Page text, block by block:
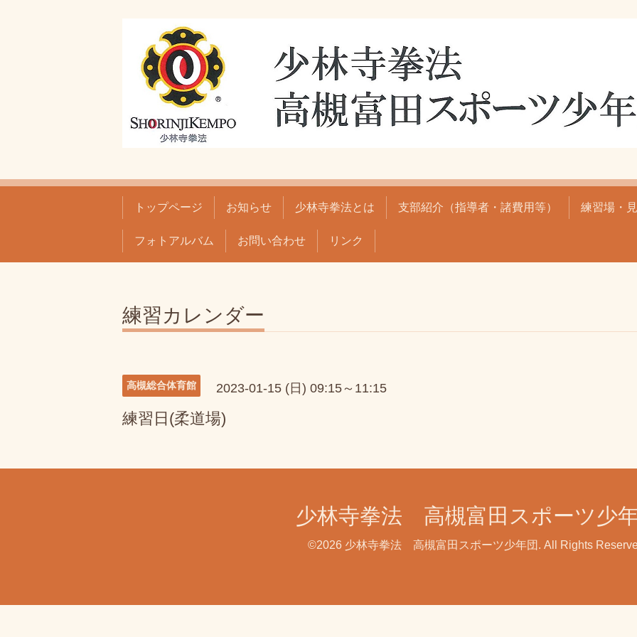
トップページ お知らせ 少林寺拳法とは 支部紹介（指導者・諸費用等） 練習場・
フォトアルバム お問い合わせ リンク
練習カレンダー
高槻総合体育館 2023-01-15 (日) 09:15～11:15
練習日(柔道場)
少林寺拳法 高槻富田スポーツ少
©2026 少林寺拳法 高槻富田スポーツ少年団 . All Rights